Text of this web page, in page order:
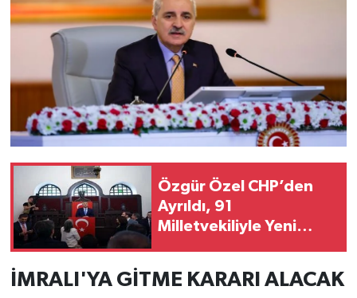
Özgür Özel CHP’den
Ayrıldı, 91
Milletvekiliyle Yeni
İMRALI'YA GİTME KARARI ALACAK